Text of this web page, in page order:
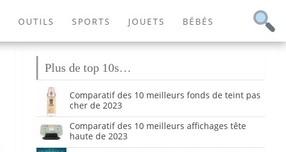
OUTILS SPORTS JOUETS BÉBÉS
Plus de top 10s…
Comparatif des 10 meilleurs fonds de teint pas
cher de 2023
Comparatif des 10 meilleurs affichages tête
haute de 2023